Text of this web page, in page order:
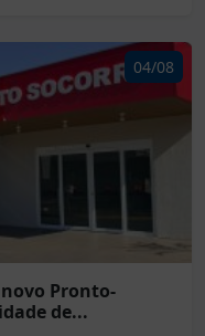
04/08
Pronto-
de...